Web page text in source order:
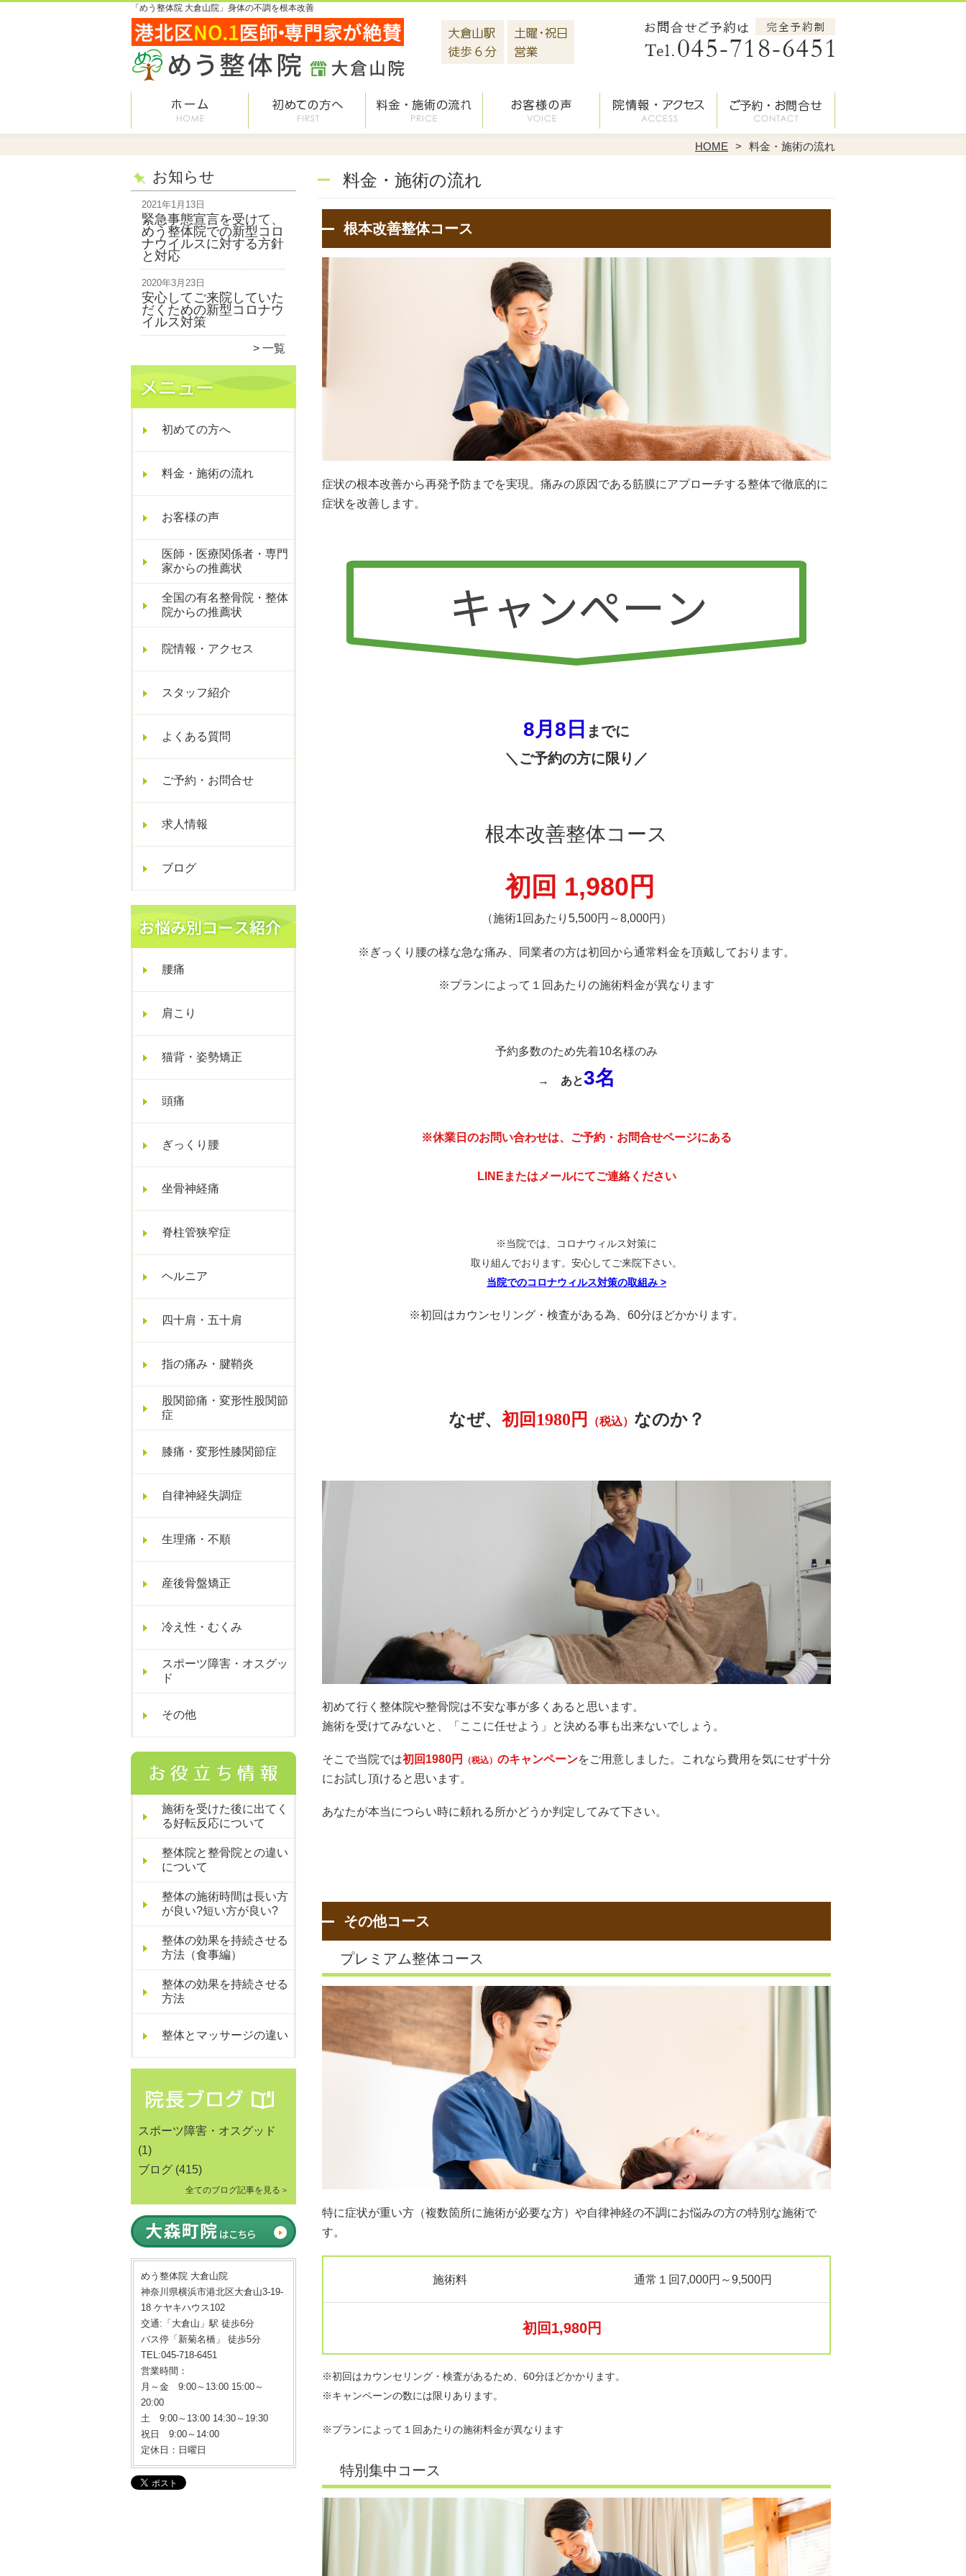
「めう整体院 大倉山院」身体の不調を根本改善
HOME 料金・施術の流れ
お知らせ
2021年1月13日
緊急事態宣言を受けて、
めう整体院での新型コロ
ナウイルスに対する方針
と対応
2020年3月23日
安心してご来院していた
だくための新型コロナウ
イルス対策
一覧
初めての方へ
料金・施術の流れ
お客様の声
医師・医療関係者・専門
家からの推薦状
全国の有名整骨院・整体
院からの推薦状
院情報・アクセス
スタッフ紹介
よくある質問
ご予約・お問合せ
求人情報
ブログ
腰痛
肩こり
猫背・姿勢矯正
頭痛
ぎっくり腰
坐骨神経痛
脊柱管狭窄症
ヘルニア
四十肩・五十肩
指の痛み・腱鞘炎
股関節痛・変形性股関節
症
膝痛・変形性膝関節症
自律神経失調症
生理痛・不順
産後骨盤矯正
冷え性・むくみ
スポーツ障害・オスグッ
ド
その他
施術を受けた後に出てく
る好転反応について
整体院と整骨院との違い
について
整体の施術時間は長い方
が良い?短い方が良い?
整体の効果を持続させる
方法（食事編）
整体の効果を持続させる
方法
整体とマッサージの違い
スポーツ障害・オスグッド
(1)
ブログ (415)
全てのブログ記事を見る＞
めう整体院 大倉山院
神奈川県横浜市港北区大倉山3-19-
18 ケヤキハウス102
交通:「大倉山」駅 徒歩6分
バス停「新菊名橋」 徒歩5分
TEL:045-718-6451
営業時間：
月～金 9:00～13:00 15:00～
20:00
土 9:00～13:00 14:30～19:30
祝日 9:00～14:00
定休日：日曜日
料金・施術の流れ
根本改善整体コース
症状の根本改善から再発予防までを実現。痛みの原因である筋膜にアプローチする整体で徹底的に
症状を改善します。
8月8日 までに
＼ご予約の方に限り／
根本改善整体コース
初回 1,980円
（施術1回あたり5,500円～8,000円）
※ぎっくり腰の様な急な痛み、同業者の方は初回から通常料金を頂戴しております。
※プランによって１回あたりの施術料金が異なります
予約多数のため先着10名様のみ
→ あと3名
※休業日のお問い合わせは、ご予約・お問合せページにある
LINEまたはメールにてご連絡ください
※当院では、コロナウィルス対策に
取り組んでおります。安心してご来院下さい。
当院でのコロナウィルス対策の取組み >
※初回はカウンセリング・検査がある為、60分ほどかかります。
なぜ、 初回1980円 （税込） なのか？
初めて行く整体院や整骨院は不安な事が多くあると思います。
施術を受けてみないと、「ここに任せよう」と決める事も出来ないでしょう。
そこで当院では初回1980円 （税込） のキャンペーンをご用意しました。これなら費用を気にせず十分
にお試し頂けると思います。
あなたが本当につらい時に頼れる所かどうか判定してみて下さい。
その他コース
プレミアム整体コース
特に症状が重い方（複数箇所に施術が必要な方）や自律神経の不調にお悩みの方の特別な施術で
す。
施術料 通常１回7,000円～9,500円
初回1,980円
※初回はカウンセリング・検査があるため、60分ほどかかります。
※キャンペーンの数には限りあります。
※プランによって１回あたりの施術料金が異なります
特別集中コース